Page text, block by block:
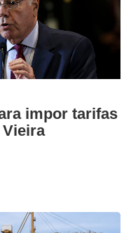
impor tarifas